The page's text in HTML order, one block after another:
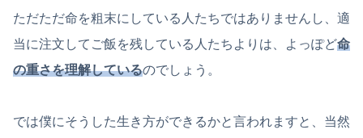
ただただ命を粗末にしている人たちではありませんし、適
当に注文してご飯を残している人たちよりは、よっぽど命
の重さを理解しているのでしょう。
では僕にそうした生き方ができるかと言われますと、当然